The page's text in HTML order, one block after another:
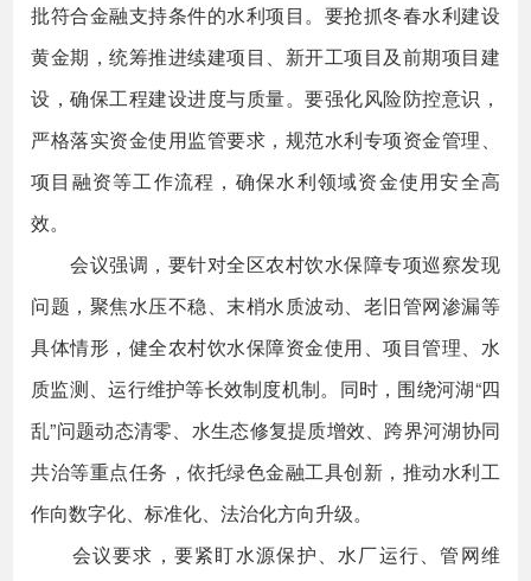
批符合金融支持条件的水利项目。要抢抓冬春水利建设
黄金期，统筹推进续建项目、新开工项目及前期项目建
设，确保工程建设进度与质量。要强化风险防控意识，
严格落实资金使用监管要求，规范水利专项资金管理、
项目融资等工作流程，确保水利领域资金使用安全高
效。
会议强调，要针对全区农村饮水保障专项巡察发现
问题，聚焦水压不稳、末梢水质波动、老旧管网渗漏等
具体情形，健全农村饮水保障资金使用、项目管理、水
质监测、运行维护等长效制度机制。同时，围绕河湖“四
乱”问题动态清零、水生态修复提质增效、跨界河湖协同
共治等重点任务，依托绿色金融工具创新，推动水利工
作向数字化、标准化、法治化方向升级。
会议要求，要紧盯水源保护、水厂运行、管网维